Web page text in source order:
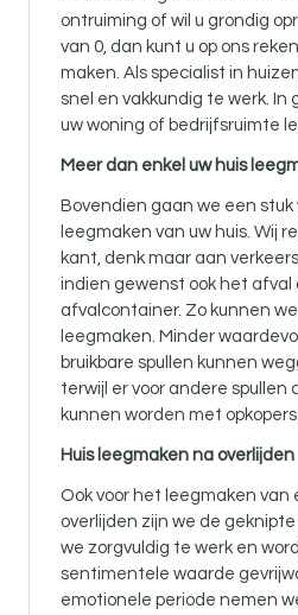
ontruiming of wil u grondig
van 0, dan kunt u op ons
maken. Als specialist in
snel en vakkundig te werk. In
uw woning of bedrijfsruimte
Meer dan enkel uw huis
Bovendien gaan we een
leegmaken van uw huis. Wij
kant, denk maar aan
indien gewenst ook het
afvalcontainer. Zo kunnen
leegmaken. Minder
bruikbare spullen kunnen
terwijl er voor andere
kunnen worden met opkopers.
Huis leegmaken na overlijden
Ook voor het leegmaken van
overlijden zijn we de
we zorgvuldig te werk en
sentimentele waarde
emotionele periode nemen